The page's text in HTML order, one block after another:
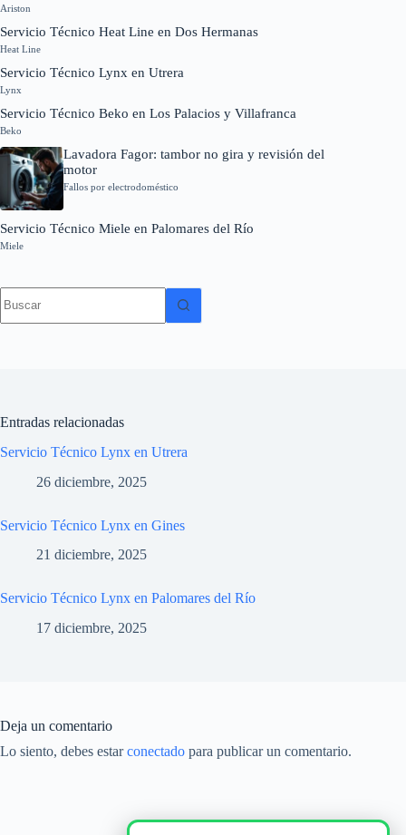
Ariston
Servicio Técnico Heat Line en Dos Hermanas
Heat Line
Servicio Técnico Lynx en Utrera
Lynx
Servicio Técnico Beko en Los Palacios y Villafranca
Beko
Lavadora Fagor: tambor no gira y revisión del
motor
Fallos por electrodoméstico
Servicio Técnico Miele en Palomares del Río
Miele
resultados
Entradas relacionadas
Servicio Técnico Lynx en Utrera
26 diciembre, 2025
Servicio Técnico Lynx en Gines
21 diciembre, 2025
Servicio Técnico Lynx en Palomares del Río
17 diciembre, 2025
Deja un comentario
Lo siento, debes estarconectado para publicar un comentario.